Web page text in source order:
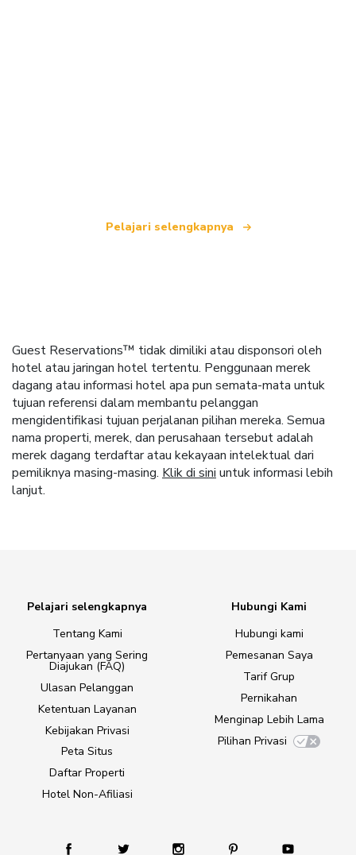
Pelajari selengkapnya
Guest Reservations™ tidak dimiliki atau disponsori oleh
hotel atau jaringan hotel tertentu. Penggunaan merek
dagang atau informasi hotel apa pun semata-mata untuk
tujuan referensi dalam membantu pelanggan
mengidentifikasi tujuan perjalanan pilihan mereka. Semua
nama properti, merek, dan perusahaan tersebut adalah
merek dagang terdaftar atau kekayaan intelektual dari
pemiliknya masing-masing. Klik di sini untuk informasi lebih
lanjut.
Pelajari selengkapnya
Tentang Kami
Pertanyaan yang Sering
Diajukan (FAQ)
Ulasan Pelanggan
Ketentuan Layanan
Kebijakan Privasi
Peta Situs
Daftar Properti
Hotel Non-Afiliasi
Hubungi Kami
Hubungi kami
Pemesanan Saya
Tarif Grup
Pernikahan
Menginap Lebih Lama
Pilihan Privasi